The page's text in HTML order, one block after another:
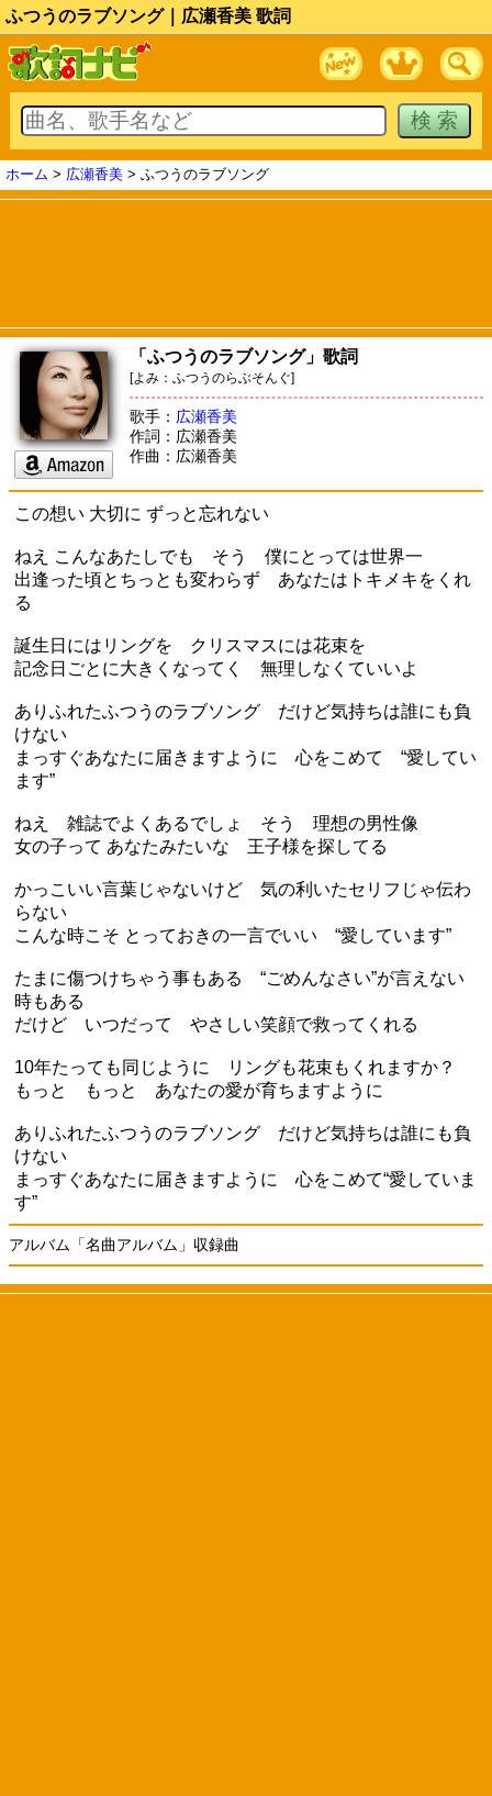
ふつうのラブソング｜広瀬香美 歌詞
ホーム > 広瀬香美 > ふつうのラブソング
「ふつうのラブソング」歌詞
[よみ：ふつうのらぶそんぐ]
歌手： 広瀬香美
作詞：広瀬香美
作曲：広瀬香美
この想い 大切に ずっと忘れない
ねえ こんなあたしでも そう 僕にとっては世界一
出逢った頃とちっとも変わらず あなたはトキメキをくれ
る
誕生日にはリングを クリスマスには花束を
記念日ごとに大きくなってく 無理しなくていいよ
ありふれたふつうのラブソング だけど気持ちは誰にも負
けない
まっすぐあなたに届きますように 心をこめて “愛してい
ます”
ねえ 雑誌でよくあるでしょ そう 理想の男性像
女の子って あなたみたいな 王子様を探してる
かっこいい言葉じゃないけど 気の利いたセリフじゃ伝わ
らない
こんな時こそ とっておきの一言でいい “愛しています”
たまに傷つけちゃう事もある “ごめんなさい”が言えない
時もある
だけど いつだって やさしい笑顔で救ってくれる
10年たっても同じように リングも花束もくれますか？
もっと もっと あなたの愛が育ちますように
ありふれたふつうのラブソング だけど気持ちは誰にも負
けない
まっすぐあなたに届きますように 心をこめて“愛していま
す”
アルバム「名曲アルバム」収録曲